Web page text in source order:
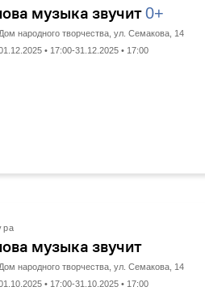
музыка звучит0+
Дом народного творчества, ул. Семакова, 14
• 17:00-31.12.2025 • 17:00
музыка звучит
Дом народного творчества, ул. Семакова, 14
• 17:00-31.10.2025 • 17:00